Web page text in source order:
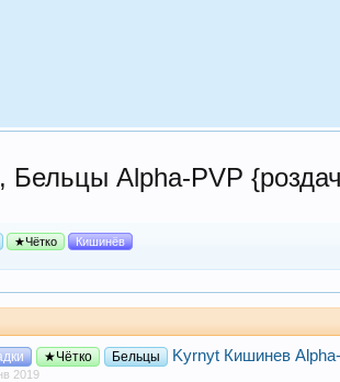
Alpha-PVP
★Чётко Кишинёв
★Чётко Бельцы Kyrnyt Кишинев
2019